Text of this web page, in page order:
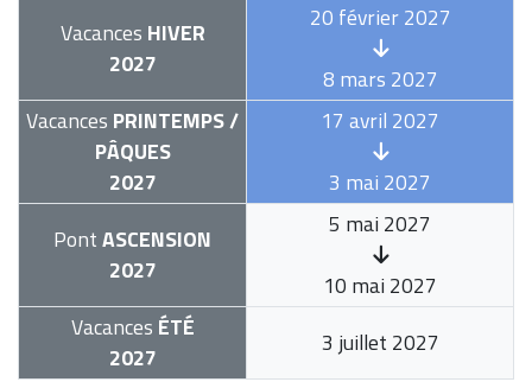
Vacances HIVER
2027
20 février 2027
8 mars 2027
Vacances PRINTEMPS /
PÂQUES
2027
17 avril 2027
3 mai 2027
PontASCENSION
2027
5 mai 2027
10 mai 2027
Vacances ÉTÉ
2027
3 juillet 2027